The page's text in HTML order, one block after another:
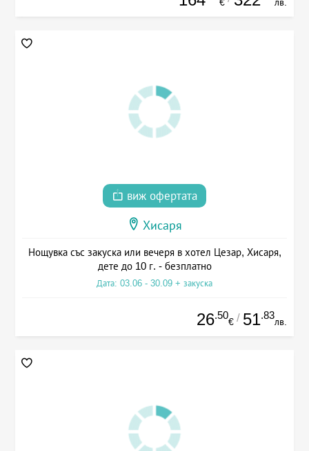
виж офертата
Хисаря
Нощувка със закуска или вечеря в хотел Цезар, Хисаря,
дете до 10 г. - безплатно
Дата: 03.06 - 30.09 + закуска
26.50
€ / 51.83
лв.